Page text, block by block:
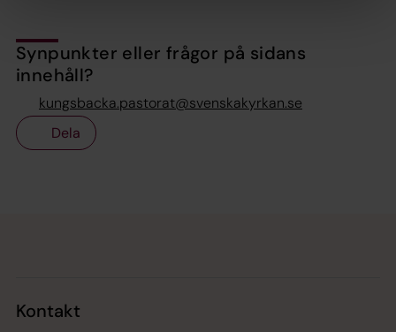
Synpunkter eller frågor på sidans
innehåll?
kungsbacka.pastorat@svenskakyrkan.se
Dela
Kontakt